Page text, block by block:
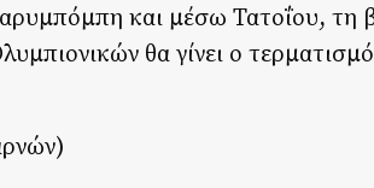
και μέσω Τατοΐου,
θα γίνει ο